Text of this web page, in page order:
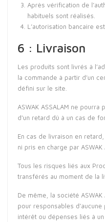
Après vérification de
habituels sont réalisés.
L’autorisation bancaire
6 : Livraison
Les produits sont livrés à
la commande à partir d’un
défini sur le site.
ASWAK ASSALAM ne
d’un retard dû à un cas de
En cas de livraison en
ni pris en charge par ASWAK
Tous les risques liés aux
transférés au moment de la
De même, la société
pour responsables
intérêt ou dépenses liés à